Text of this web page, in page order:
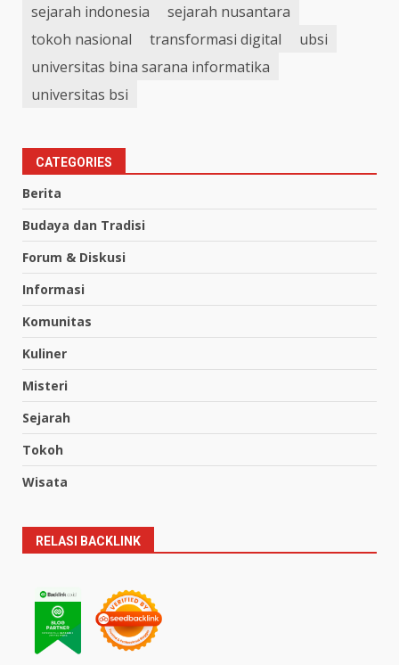
sejarah indonesia
sejarah nusantara
tokoh nasional
transformasi digital
ubsi
universitas bina sarana informatika
universitas bsi
CATEGORIES
Berita
Budaya dan Tradisi
Forum & Diskusi
Informasi
Komunitas
Kuliner
Misteri
Sejarah
Tokoh
Wisata
RELASI BACKLINK